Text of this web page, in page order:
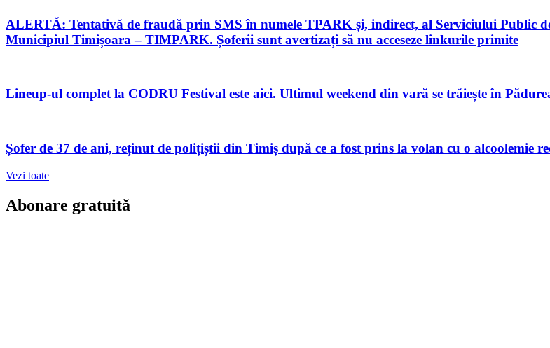
ALERTĂ: Tentativă de fraudă prin SMS în numele TPARK și, indirect, al Serviciului Public
Municipiul Timișoara – TIMPARK. Șoferii sunt avertizați să nu acceseze linkurile primite
Lineup-ul complet la CODRU Festival este aici. Ultimul weekend din vară se trăiește în
Șofer de 37 de ani, reținut de polițiștii din Timiș după ce a fost prins la volan cu o alcoolemie
Vezi toate
Abonare gratuită